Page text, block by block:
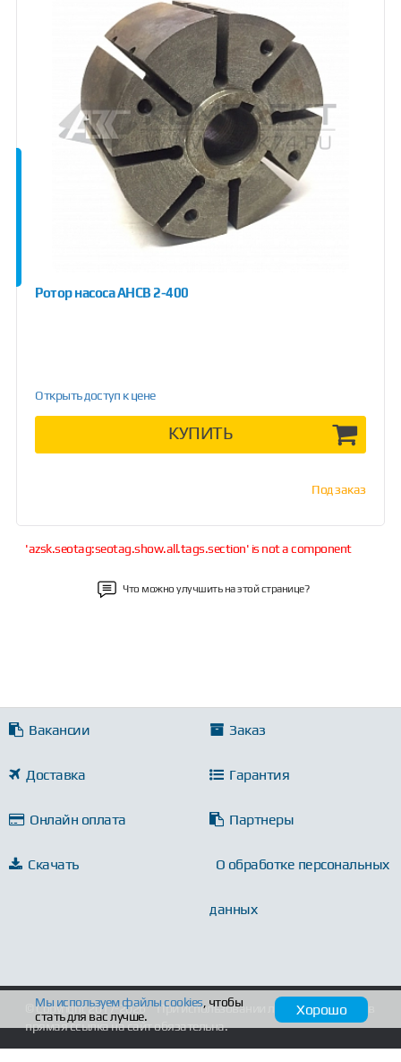
Ротор насоса АНСВ 2-400
Открыть доступ к цене
КУПИТЬ
Под заказ
'azsk.seotag:seotag.show.all.tags.section' is not a component
Что можно улучшить на этой странице?
Вакансии Заказ
Доставка Гарантия
Онлайн оплата Партнеры
Скачать О обработке персональных
данных
© Copyright 2017-2026
При использовании любых материалов
прямая ссылка на сайт обязательна.
Мы используем файлыcookies , чтобы
стать для вас лучше.
Хорошо